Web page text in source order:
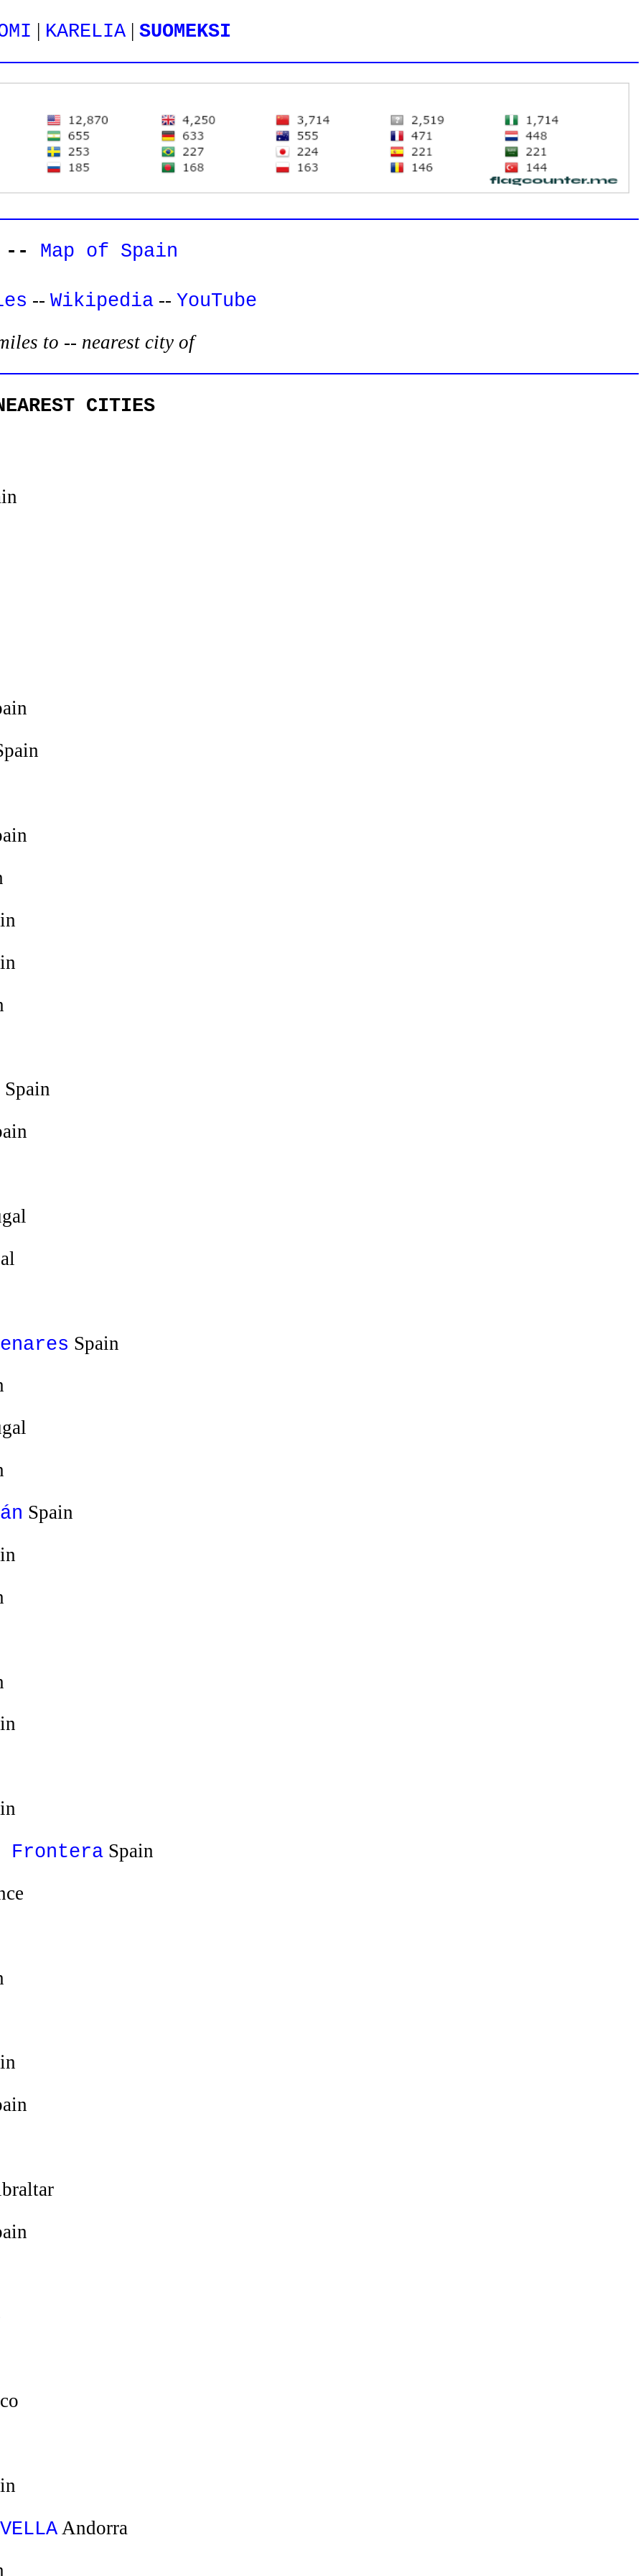
| KARELIA| SUOMEKSI
Map of Spain
-- Wikipedia-- YouTube
to -- nearest city of
CITIES
Spain
Spain
Spain
FronteraSpain
Andorra